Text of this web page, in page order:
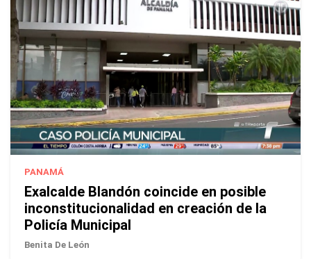
PANAMÁ
Exalcalde Blandón coincide en posible
inconstitucionalidad en creación de la
Policía Municipal
Benita De León